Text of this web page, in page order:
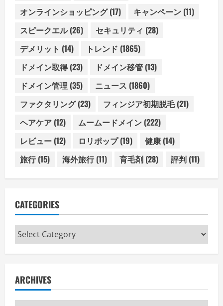
オンラインショッピング(17) キャンペーン (11)
スピークエル(26) セキュリティ (28)
デメリット (14) トレンド (1865)
ドメイン取得(23) ドメイン移管 (13)
ドメイン管理 (35) ニュース (1860)
ファクタリング(23) フィンジア初期脱毛(21)
ヘアケア (12) ムームードメイン (222)
レビュー (12) ロリポップ(19) 健康 (14)
旅行(15) 海外旅行(11) 育毛剤 (28) 評判 (11)
CATEGORIES
Categories
ARCHIVES